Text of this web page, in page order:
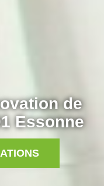
de
Essonne